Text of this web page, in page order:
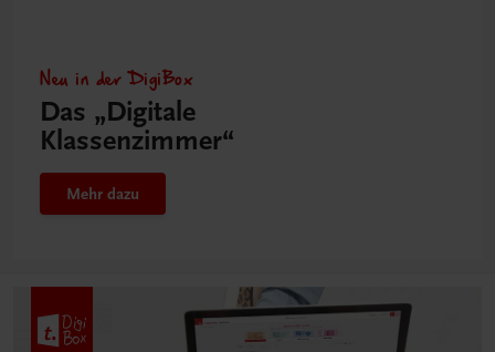
Neu in der DigiBox
Das „Digitale
Klassenzimmer“
Mehr dazu